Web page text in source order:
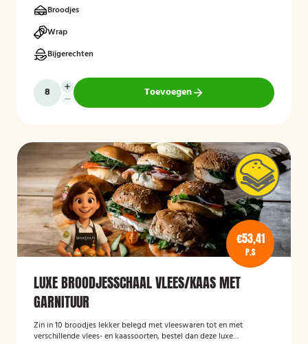
Broodjes
Wrap
Bijgerechten
Toevoegen
€53,41
P.S
LUXE BROODJESSCHAAL VLEES/KAAS MET
GARNITUUR
Zin in 10 broodjes lekker belegd met vleeswaren tot en met
verschillende vlees- en kaassoorten, bestel dan deze luxe